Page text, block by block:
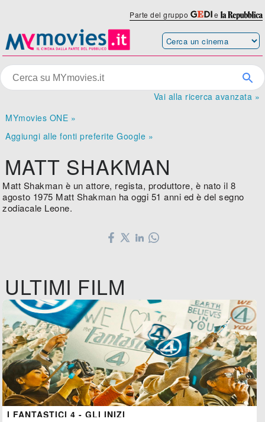
Parte del gruppo e
Vai alla ricerca avanzata »
MYmovies ONE »
Aggiungi alle fonti preferite Google »
MATT SHAKMAN
Matt Shakman è un attore, regista, produttore, è nato il 8
agosto 1975 Matt Shakman ha oggi 51 anni ed è del segno
zodiacale Leone.
ULTIMI FILM
I FANTASTICI 4 - GLI INIZI